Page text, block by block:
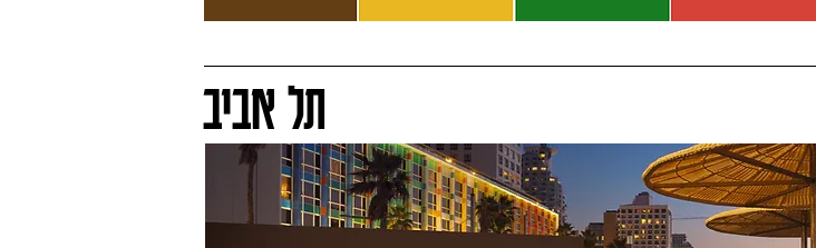
תל אביב